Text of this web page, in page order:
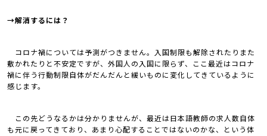
→解消するには？
コロナ禍については予測がつきません。入国制限も解除されたりまた
敷かれたりと不安定ですが、外国人の入国に限らず、ここ最近はコロナ
禍に伴う行動制限自体がだんだんと緩いものに変化してきているように
感じます。
この先どうなるかは分かりませんが、最近は日本語教師の求人数自体
も元に戻ってきており、あまり心配することではないのかな、という体